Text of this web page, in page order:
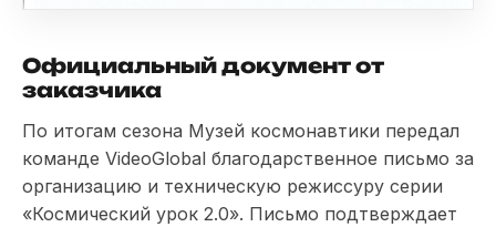
Официальный документ от
заказчика
По итогам сезона Музей космонавтики передал
команде VideoGlobal благодарственное письмо за
организацию и техническую режиссуру серии
«Космический урок 2.0». Письмо подтверждает